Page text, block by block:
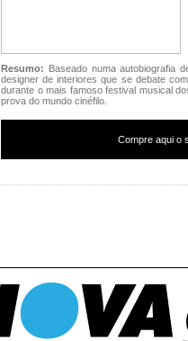
Resumo: Baseado numa autobiografia
designer de interiores que se debate
durante o mais famoso festival musical
prova do mundo cinéfilo.
Compre aqui o